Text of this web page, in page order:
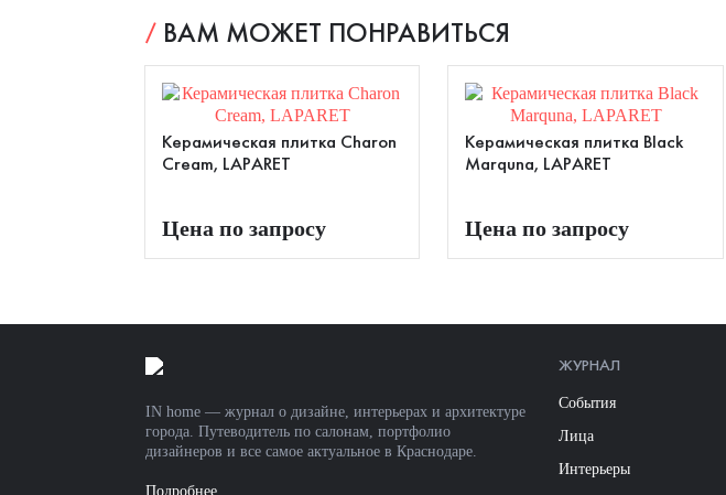
ВАМ МОЖЕТ ПОНРАВИТЬСЯ
Керамическая плитка Charon
Cream, LAPARET
Цена по запросу
Керамическая плитка Black
Marquna, LAPARET
Цена по запросу
IN home — журнал о дизайне, интерьерах и архитектуре
города. Путеводитель по салонам, портфолио
дизайнеров и все самое актуальное в Краснодаре.
Подробнее
ЖУРНАЛ
События
Лица
Интерьеры